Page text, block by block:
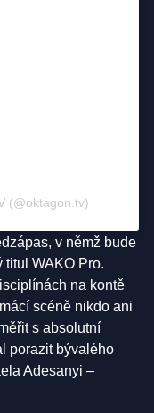
(@oktagon.tv)
v němž bude
titul WAKO Pro.
na kontě
scéně nikdo ani
s absolutní
porazit bývalého
Adesanyi –⁠